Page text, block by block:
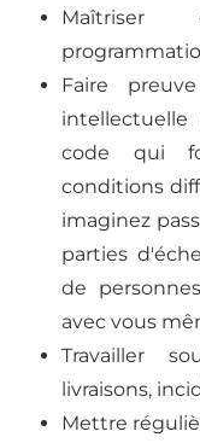
Maîtriser
Faire
code qui
conditions
imaginez
parties
de
avec vous
Travailler
livraisons,
Mettre